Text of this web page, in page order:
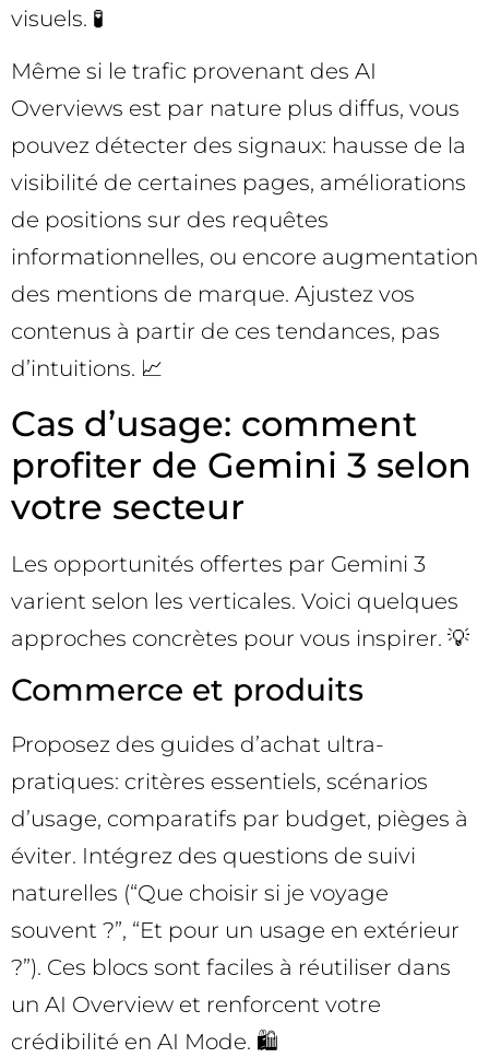
visuels. 🧪
Même si le trafic provenant des AI
Overviews est par nature plus diffus, vous
pouvez détecter des signaux: hausse de la
visibilité de certaines pages, améliorations
de positions sur des requêtes
informationnelles, ou encore augmentation
des mentions de marque. Ajustez vos
contenus à partir de ces tendances, pas
d’intuitions. 📈
Cas d’usage: comment
profiter de Gemini 3 selon
votre secteur
Les opportunités offertes par Gemini 3
varient selon les verticales. Voici quelques
approches concrètes pour vous inspirer. 💡
Commerce et produits
Proposez des guides d’achat ultra-
pratiques: critères essentiels, scénarios
d’usage, comparatifs par budget, pièges à
éviter. Intégrez des questions de suivi
naturelles (“Que choisir si je voyage
souvent ?”, “Et pour un usage en extérieur
?”). Ces blocs sont faciles à réutiliser dans
un AI Overview et renforcent votre
crédibilité en AI Mode. 🛍️